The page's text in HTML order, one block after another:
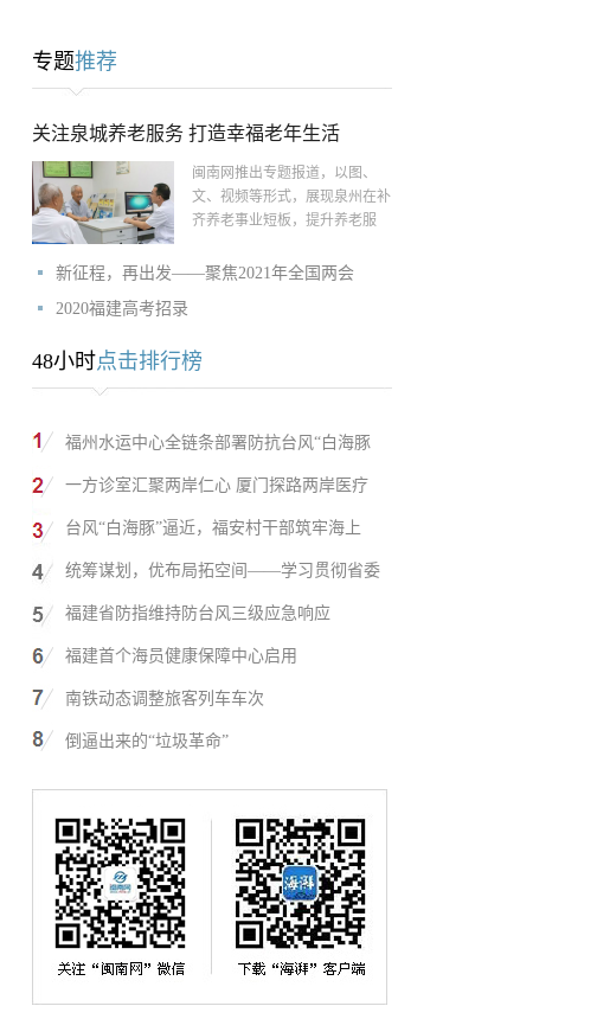
紧打
专题推荐
关注泉城养老服务 打造幸福老年生活
闽南网推出专题报道，以图、
文、视频等形式，展现泉州在补
齐养老事业短板，提升养老服
新征程，再出发——聚焦2021年全国两会
2020福建高考招录
48小时点击排行榜
福州水运中心全链条部署防抗台风“白海豚
一方诊室汇聚两岸仁心 厦门探路两岸医疗
台风“白海豚”逼近，福安村干部筑牢海上
统筹谋划，优布局拓空间——学习贯彻省委
福建省防指维持防台风三级应急响应
福建首个海员健康保障中心启用
南铁动态调整旅客列车车次
倒逼出来的“垃圾革命”